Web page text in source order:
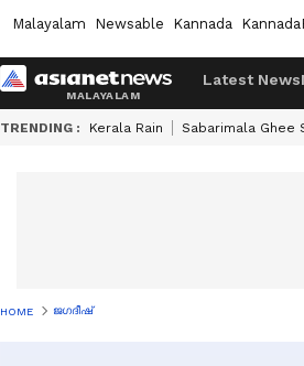
Malayalam Newsable Kannada
Latest News
TRENDING : Kerala Rain Sabarimala Ghee
HOME ജഗദീഷ്